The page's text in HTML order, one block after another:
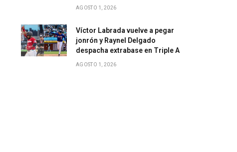
AGOSTO 1, 2026
Víctor Labrada vuelve a pegar
jonrón y Raynel Delgado
despacha extrabase en Triple A
AGOSTO 1, 2026